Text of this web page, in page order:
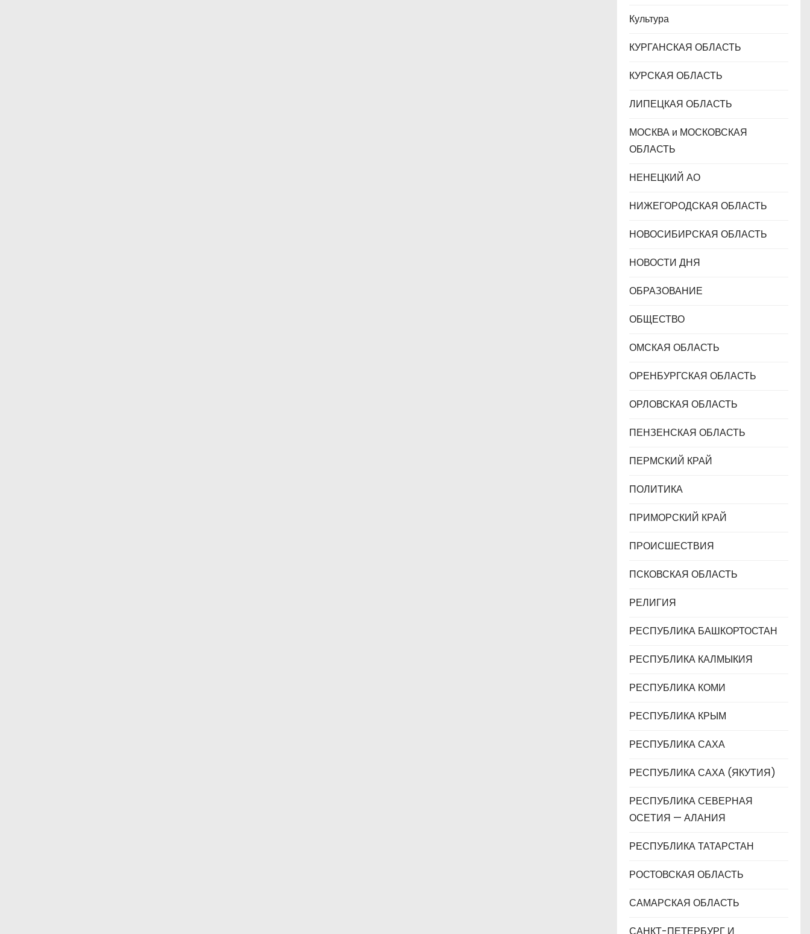
Культура
КУРГАНСКАЯ ОБЛАСТЬ
КУРСКАЯ ОБЛАСТЬ
ЛИПЕЦКАЯ ОБЛАСТЬ
МОСКВА и МОСКОВСКАЯ
ОБЛАСТЬ
НЕНЕЦКИЙ АО
НИЖЕГОРОДСКАЯ ОБЛАСТЬ
НОВОСИБИРСКАЯ ОБЛАСТЬ
НОВОСТИ ДНЯ
ОБРАЗОВАНИЕ
ОБЩЕСТВО
ОМСКАЯ ОБЛАСТЬ
ОРЕНБУРГСКАЯ ОБЛАСТЬ
ОРЛОВСКАЯ ОБЛАСТЬ
ПЕНЗЕНСКАЯ ОБЛАСТЬ
ПЕРМСКИЙ КРАЙ
ПОЛИТИКА
ПРИМОРСКИЙ КРАЙ
ПРОИСШЕСТВИЯ
ПСКОВСКАЯ ОБЛАСТЬ
РЕЛИГИЯ
РЕСПУБЛИКА БАШКОРТОСТАН
РЕСПУБЛИКА КАЛМЫКИЯ
РЕСПУБЛИКА КОМИ
РЕСПУБЛИКА КРЫМ
РЕСПУБЛИКА САХА
РЕСПУБЛИКА САХА (ЯКУТИЯ)
РЕСПУБЛИКА СЕВЕРНАЯ
ОСЕТИЯ — АЛАНИЯ
РЕСПУБЛИКА ТАТАРСТАН
РОСТОВСКАЯ ОБЛАСТЬ
САМАРСКАЯ ОБЛАСТЬ